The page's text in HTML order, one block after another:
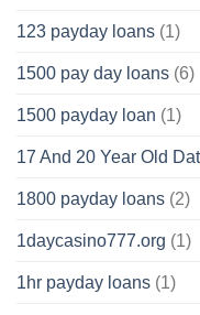
123 payday loans (1)
1500 pay day loans (6)
1500 payday loan (1)
17 And 20 Year Old
1800 payday loans (2)
1daycasino777.org (1)
1hr payday loans (1)